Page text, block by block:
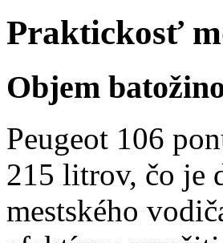
Praktickosť
Objem
Peugeot 106
215 litrov, čo je
mestského